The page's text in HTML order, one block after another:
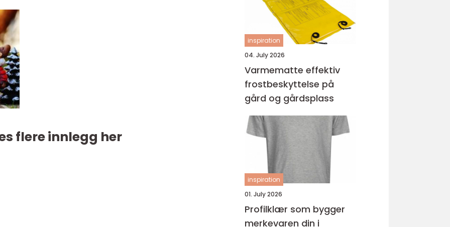
flere innlegg her
inspiration
04. July 2026
Varmematte effektiv
frostbeskyttelse på
gård og gårdsplass
inspiration
01. July 2026
Profilklær som bygger
merkevaren din i